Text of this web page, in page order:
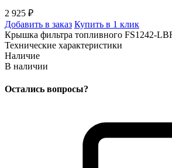
2 925 ₽
Добавить в заказ Купить в 1 клик
Крышка фильтра топливного FS1242-
Технические характеристики
Наличие
В наличии
Остались вопросы?